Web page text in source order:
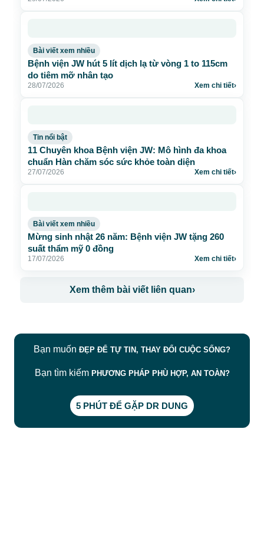
Bài viết xem nhiều
Bệnh viện JW hút 5 lít dịch lạ từ vòng 1 to 115cm
do tiêm mỡ nhân tạo
28/07/2026 Xem chi tiết›
Tin nổi bật
11 Chuyên khoa Bệnh viện JW: Mô hình đa khoa
chuẩn Hàn chăm sóc sức khỏe toàn diện
27/07/2026 Xem chi tiết›
Bài viết xem nhiều
Mừng sinh nhật 26 năm: Bệnh viện JW tặng 260
suất thẩm mỹ 0 đồng
17/07/2026 Xem chi tiết›
Xem thêm bài viết liên quan›
Bạn muốn ĐẸP ĐỂ TỰ TIN, THAY ĐỔI CUỘC SỐNG?
Bạn tìm kiếm PHƯƠNG PHÁP PHÙ HỢP, AN TOÀN?
5 PHÚT ĐỂ GẶP DR DUNG